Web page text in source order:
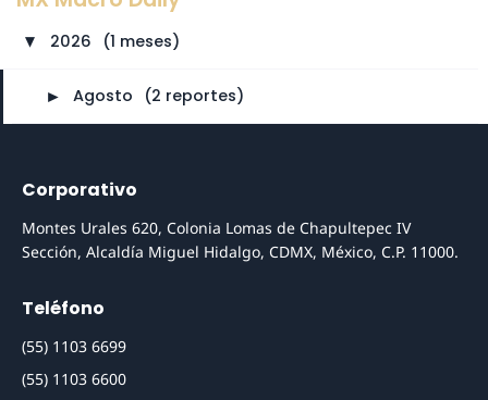
► 2026 (1 meses)
► Agosto (2 reportes)
Corporativo
Montes Urales 620, Colonia Lomas de Chapultepec IV
Sección, Alcaldía Miguel Hidalgo, CDMX, México, C.P. 11000.
Teléfono
(55) 1103 6699
(55) 1103 6600